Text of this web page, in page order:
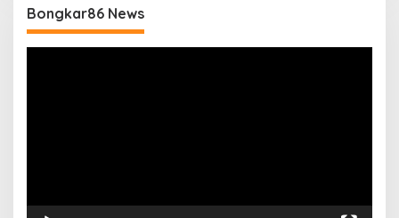
Bongkar86 News